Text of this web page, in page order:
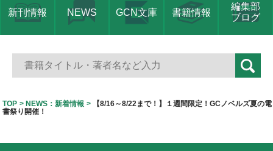
新刊情報 NEWS GCN文庫 書籍情報
編集部
ブログ
TOP NEWS：新着情報
【8/16～8/22まで！】１週間限定！GCノベルズ夏の電
書祭り開催！